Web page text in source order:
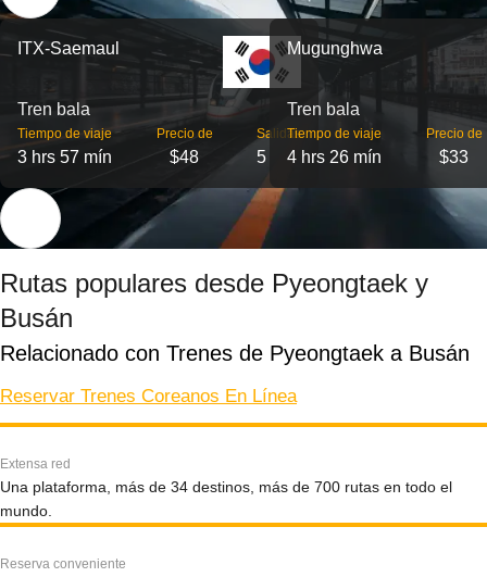
ITX-Saemaul
Tren bala
Tiempo de viaje
3 hrs 57 mín
Precio de
$48
Salidas
5
Mugunghwa
Tren bala
Tiempo de viaje
4 hrs 26 mín
Precio de
$33
Rutas populares desde Pyeongtaek y
Busán
Relacionado con Trenes de Pyeongtaek a Busán
Reservar Trenes Coreanos En Línea
Extensa red
Una plataforma, más de 34 destinos, más de 700 rutas en todo el
mundo.
Reserva conveniente